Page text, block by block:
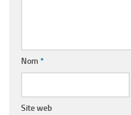
Nom *
Site web